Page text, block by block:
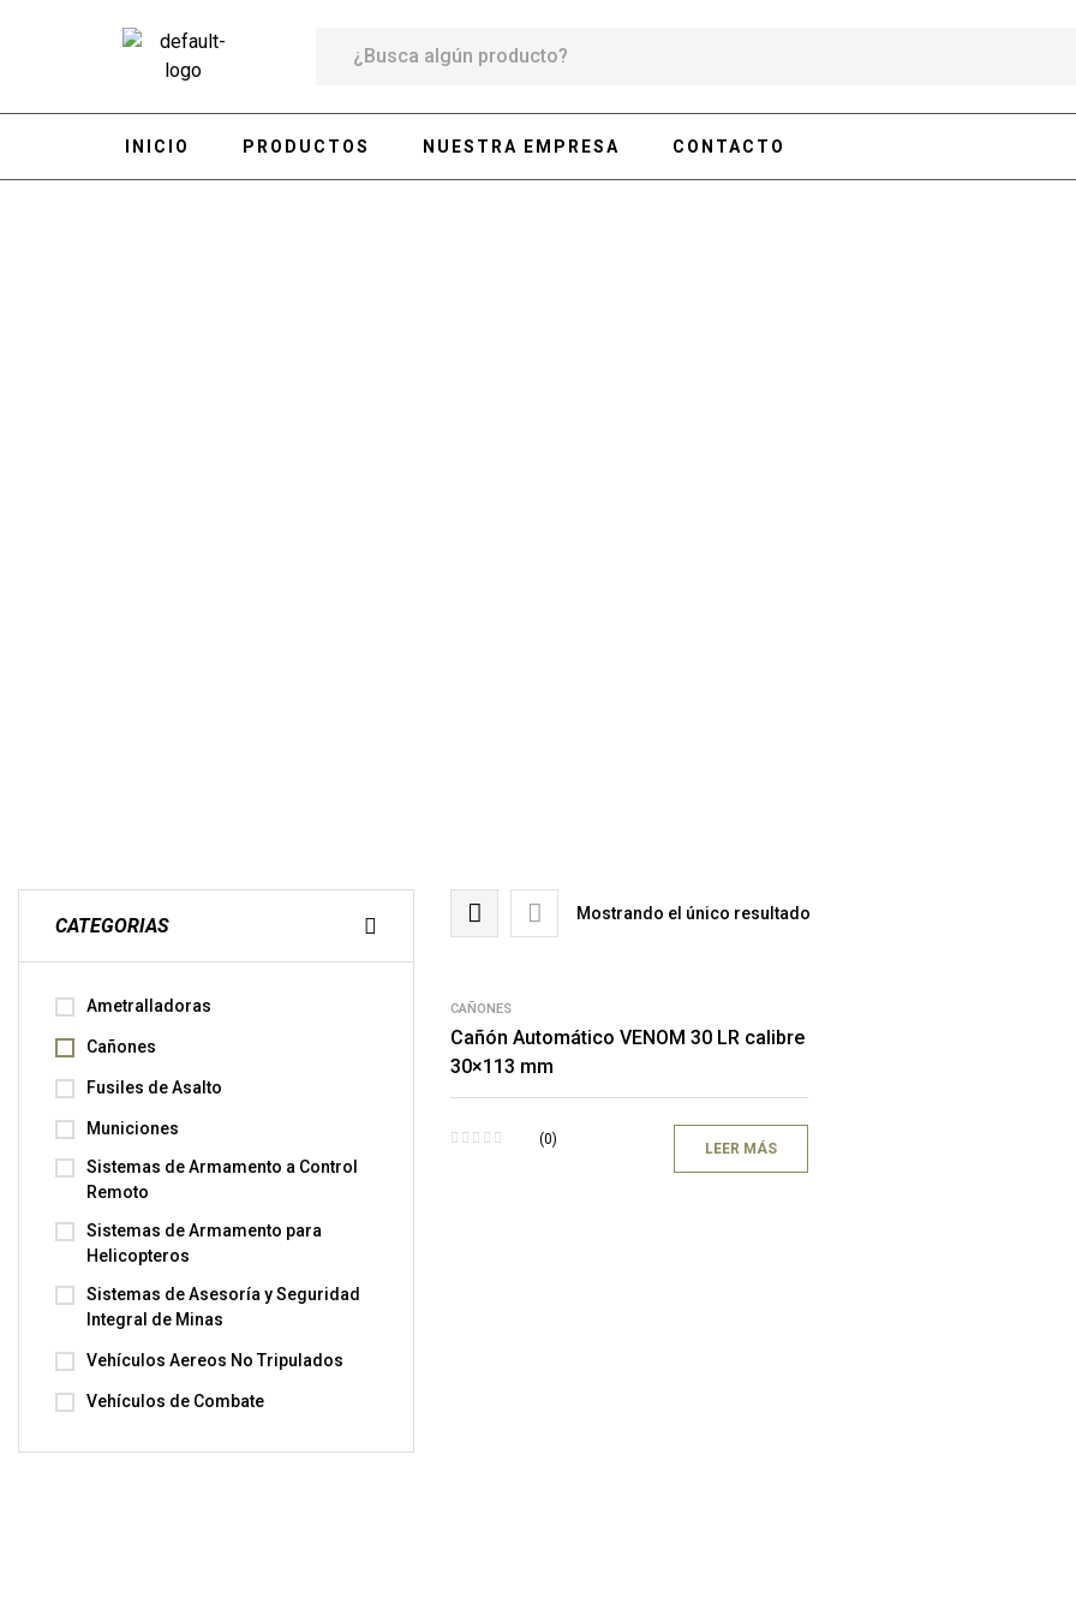
INICIO PRODUCTOS NUESTRA EMPRESA CONTACTO
Mostrando el único resultado
CAÑONES
Cañón Automático VENOM 30 LR calibre
30×113 mm
(0)
LEER MÁS
CATEGORIAS
Ametralladoras
Cañones
Fusiles de Asalto
Municiones
Sistemas de Armamento a Control
Remoto
Sistemas de Armamento para
Helicopteros
Sistemas de Asesoría y Seguridad
Integral de Minas
Vehículos Aereos No Tripulados
Vehículos de Combate